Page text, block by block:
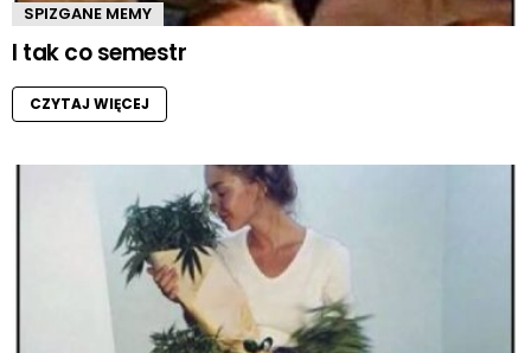
SPIZGANE MEMY
I tak co semestr
CZYTAJ WIĘCEJ